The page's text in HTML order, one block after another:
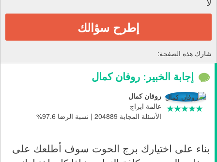
إطرح سؤالك
شارك هذه الصفحة:
إجابة الخبير: روفان كمال
روفان كمال
عالمة ابراج
الأسئلة المجابة 204889 | نسبة الرضا 97.6%
بناء على اختيارك برج الحوت سوف أطلعك على